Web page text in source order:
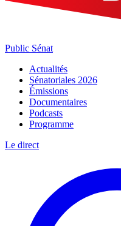
Public Sénat
Actualités
Sénatoriales 2026
Émissions
Documentaires
Podcasts
Programme
Le direct